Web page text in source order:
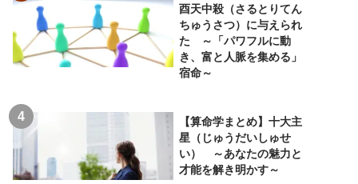
酉天中殺（さるとりてん
ちゅうさつ）に与えられ
た ～「パワフルに動
き、富と人脈を集める」
宿命～
【算命学まとめ】十大主
星（じゅうだいしゅせ
い） ～あなたの魅力と
才能を解き明かす～